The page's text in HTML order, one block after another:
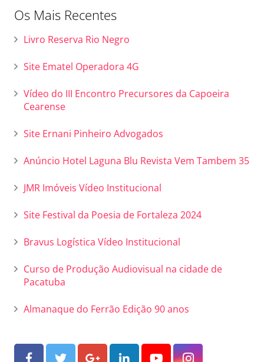
Os Mais Recentes
Livro Reserva Rio Negro
Site Ematel Operadora 4G
Vídeo do III Encontro Precursores da Capoeira
Cearense
Site Ernani Pinheiro Advogados
Anúncio Hotel Laguna Blu Revista Vem Tambem 35
JMR Imóveis Vídeo Institucional
Site Festival da Poesia de Fortaleza 2024
Bravus Logística Vídeo Institucional
Curso de Produção Audiovisual na cidade de
Pacatuba
Almanaque do Ferrão Edição 90 anos